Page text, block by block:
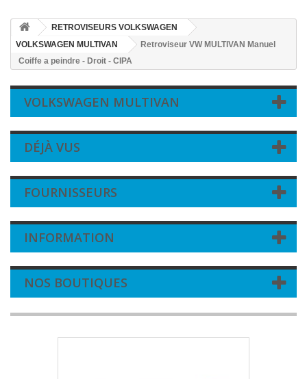
RETROVISEURS VOLKSWAGEN
VOLKSWAGEN MULTIVAN
Retroviseur VW MULTIVAN Manuel
Coiffe a peindre - Droit - CIPA
VOLKSWAGEN MULTIVAN
DÉJÀ VUS
FOURNISSEURS
INFORMATION
NOS BOUTIQUES